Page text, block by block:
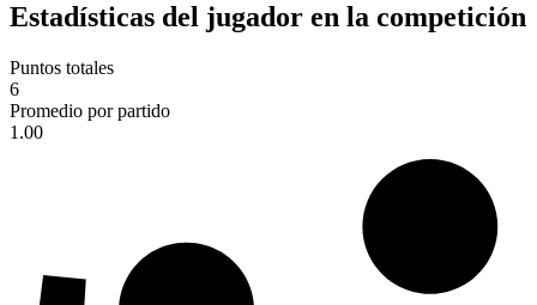
Estadísticas del jugador en la competición
Puntos totales
6
Promedio por partido
1.00